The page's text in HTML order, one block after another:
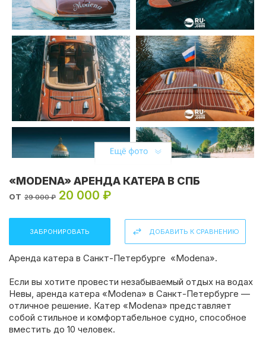
Поделиться:
«MODENA» АРЕНДА КАТЕРА В СПБ
от 29 000 ₽ 20 000 ₽
ЗАБРОНИРОВАТЬ ДОБАВИТЬ К СРАВНЕНИЮ
Аренда катера в Санкт-Петербурге «Modena».
Если вы хотите провести незабываемый отдых на водах
Невы, аренда катера «Modena» в Санкт-Петербурге —
отличное решение. Катер «Modena» представляет
собой стильное и комфортабельное судно, способное
вместить до 10 человек.